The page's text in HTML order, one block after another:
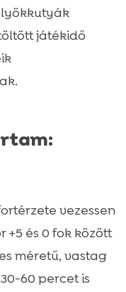
játékidő
vezessen
+5 és 0 fok között
méretű, vastag
60 percet is